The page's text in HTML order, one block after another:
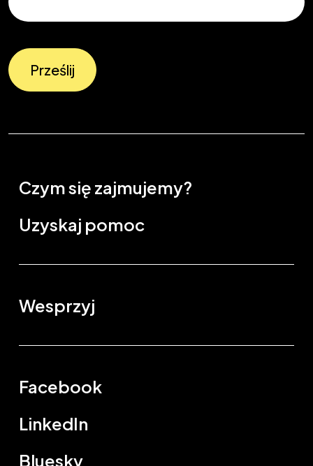
Prześlij
Czym się zajmujemy?
Uzyskaj pomoc
Wesprzyj
Facebook
LinkedIn
Bluesky